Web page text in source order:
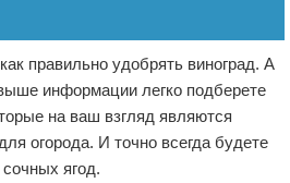
правильно удобрять виноград. А
информации легко подберете
на ваш взгляд являются
огорода. И точно всегда будете
ягод.